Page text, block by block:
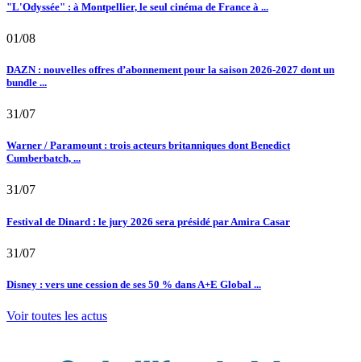
"L'Odyssée" : à Montpellier, le seul cinéma de France à ...
01/08
DAZN : nouvelles offres d’abonnement pour la saison 2026-2027 dont un
bundle ...
31/07
Warner / Paramount : trois acteurs britanniques dont Benedict
Cumberbatch, ...
31/07
Festival de Dinard : le jury 2026 sera présidé par Amira Casar
31/07
Disney : vers une cession de ses 50 % dans A+E Global ...
Voir toutes les actus